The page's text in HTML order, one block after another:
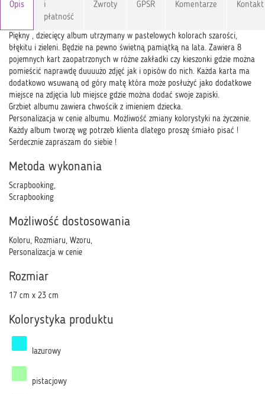
Opis
i
płatność
Zwroty GPSR Komentarze Kontakt
Piękny , dziecięcy album utrzymany w pastelowych kolorach szarości,
błękitu i zieleni. Będzie na pewno świetną pamiątką na lata. Zawiera 8
pojemnych kart zaopatrzonych w różne zakładki czy kieszonki gdzie można
pomieścić naprawdę duuuużo zdjęć jak i opisów do nich. Każda karta ma
dodatkowo wsuwaną od góry matę która może posłużyć jako dodatkowe
miejsce na zdjęcia lub miejsce gdzie można dodać swoje zapiski.
Grzbiet albumu zawiera chwościk z imieniem dziecka.
Personalizacja w cenie albumu. Możliwość zmiany kolorystyki na życzenie.
Każdy album tworzę wg potrzeb klienta dlatego proszę śmiało pisać !
Serdecznie zapraszam do siebie !
Metoda wykonania
Scrapbooking,
Scrapbooking
Możliwość dostosowania
Koloru, Rozmiaru, Wzoru,
Personalizacja w cenie
Rozmiar
17 cm x 23 cm
Kolorystyka produktu
lazurowy
pistacjowy